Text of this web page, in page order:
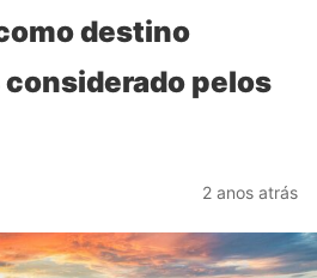
destino
pelos
2 anos atrás